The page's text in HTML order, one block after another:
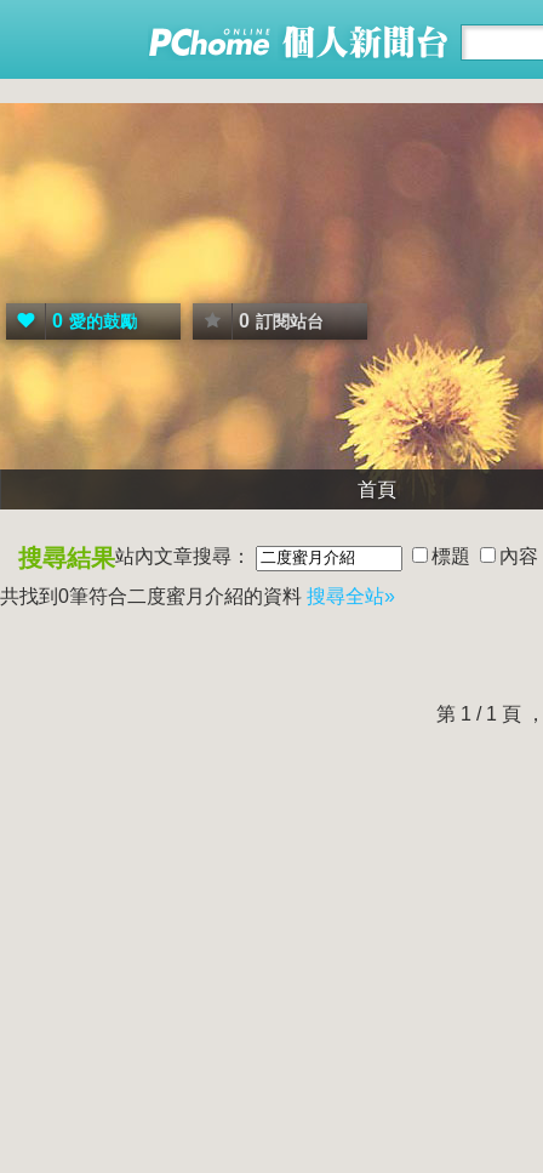
0 愛的鼓勵 0 訂閱站台
首頁
搜尋結果站內文章搜尋： 標題
內容
共找到0筆符合二度蜜月介紹的資料 搜尋全站»
第 1 / 1